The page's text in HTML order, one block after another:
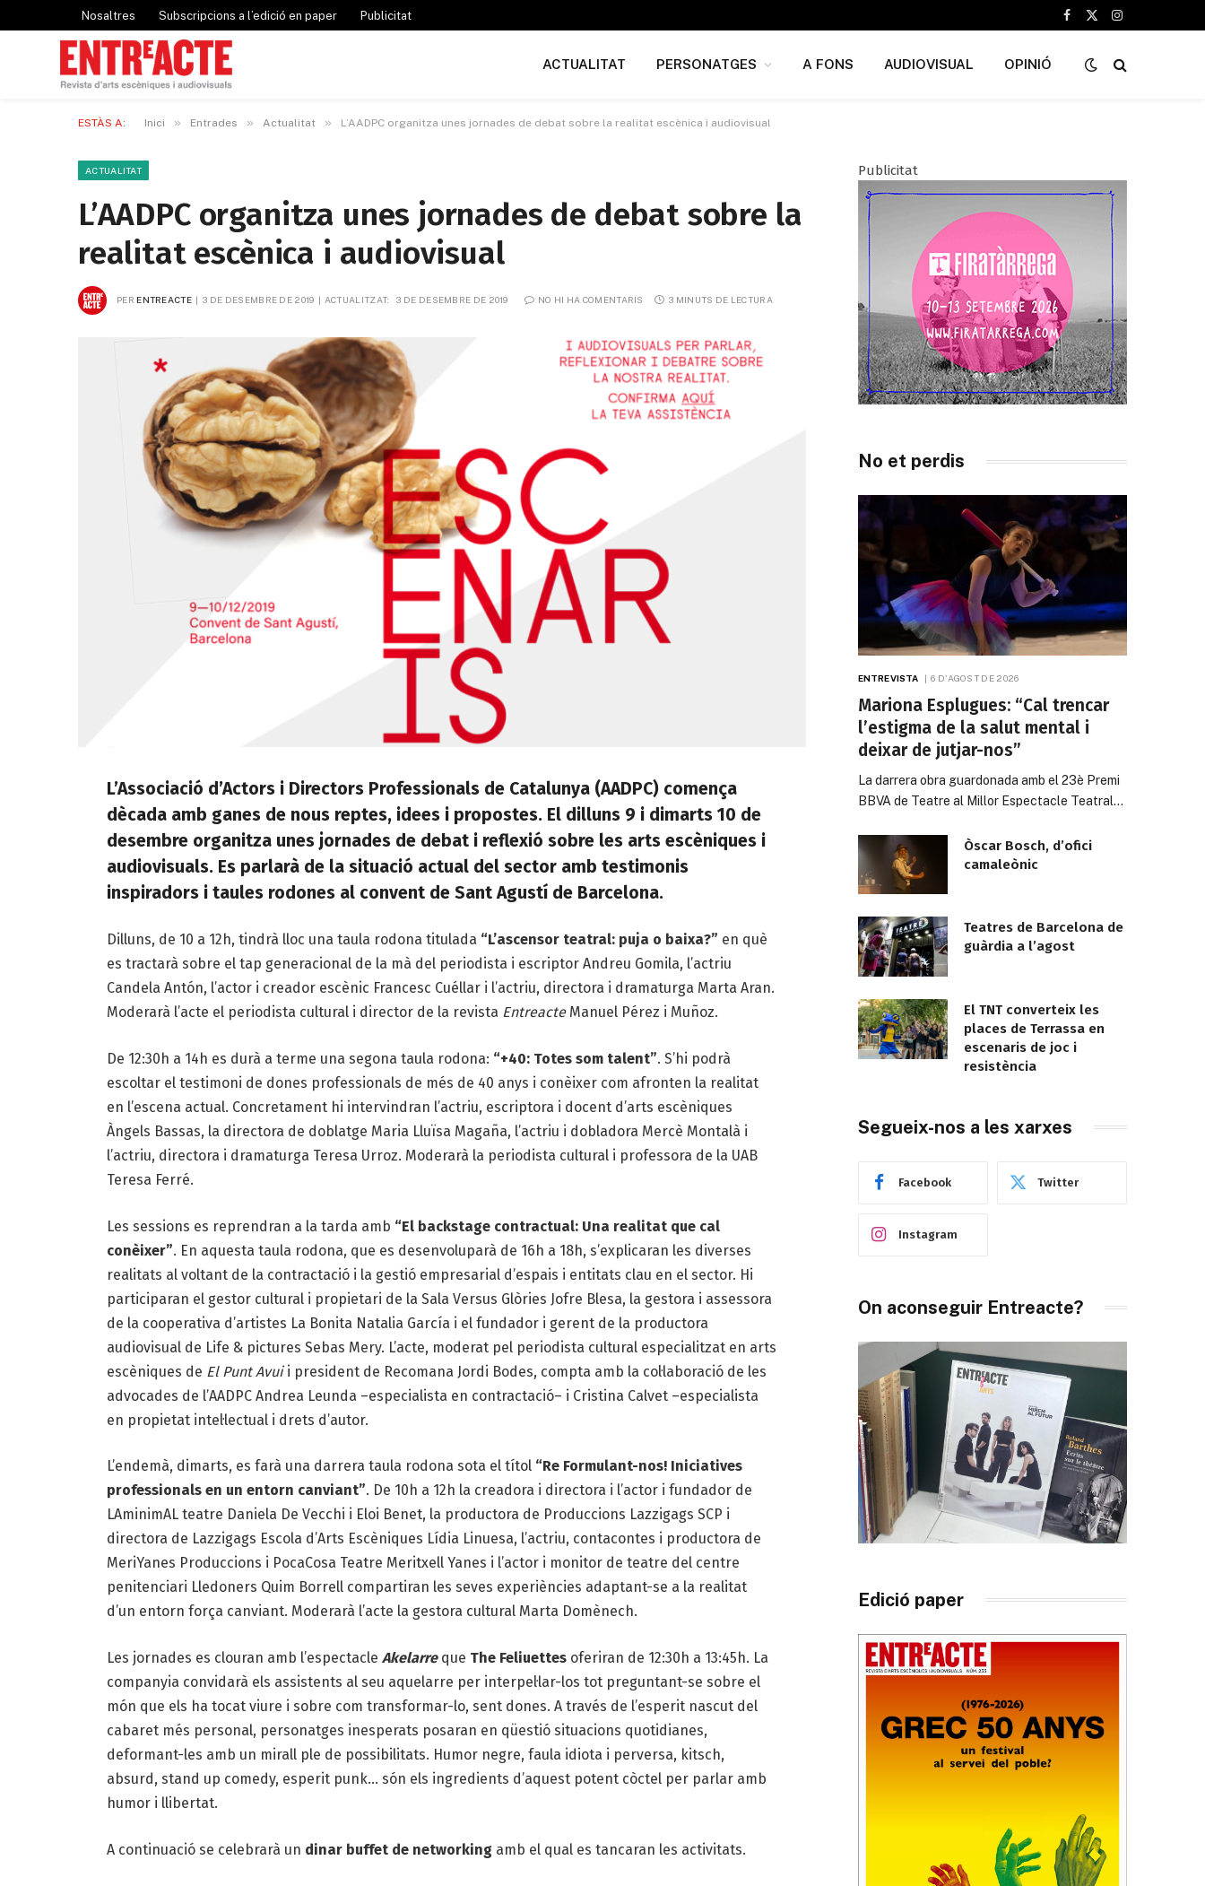
Nosaltres Subscripcions a l’edició en paper Publicitat
Facebook
X
Instagram
ACTUALITAT PERSONATGES A FONS AUDIOVISUAL OPINIÓ
ESTÀS A: Inici » Entrades » Actualitat » L’AADPC organitza unes jornades de debat sobre la realitat escènica i audiovisual
ACTUALITAT
L’AADPC organitza unes jornades de debat sobre la
realitat escènica i audiovisual
PER ENTREACTE 3 DE DESEMBRE DE 2019 ACTUALITZAT: 3 DE DESEMBRE DE 2019 NO HI HA COMENTARIS 3 MINUTS DE LECTURA
L’Associació d’Actors i Directors Professionals de Catalunya (AADPC) comença
dècada amb ganes de nous reptes, idees i propostes. El dilluns 9 i dimarts 10 de
desembre organitza unes jornades de debat i reflexió sobre les arts escèniques i
audiovisuals. Es parlarà de la situació actual del sector amb testimonis
inspiradors i taules rodones al convent de Sant Agustí de Barcelona.
Dilluns, de 10 a 12h, tindrà lloc una taula rodona titulada “L’ascensor teatral: puja o baixa?” en què
es tractarà sobre el tap generacional de la mà del periodista i escriptor Andreu Gomila, l’actriu
Candela Antón, l’actor i creador escènic Francesc Cuéllar i l’actriu, directora i dramaturga Marta Aran.
Moderarà l’acte el periodista cultural i director de la revista EntreacteManuel Pérez i Muñoz.
De 12:30h a 14h es durà a terme una segona taula rodona: “+40: Totes som talent”. S’hi podrà
escoltar el testimoni de dones professionals de més de 40 anys i conèixer com afronten la realitat
en l’escena actual. Concretament hi intervindran l’actriu, escriptora i docent d’arts escèniques
Àngels Bassas, la directora de doblatge Maria Lluïsa Magaña, l’actriu i dobladora Mercè Montalà i
l’actriu, directora i dramaturga Teresa Urroz. Moderarà la periodista cultural i professora de la UAB
Teresa Ferré.
Les sessions es reprendran a la tarda amb “El backstage contractual: Una realitat que cal
conèixer”. En aquesta taula rodona, que es desenvoluparà de 16h a 18h, s’explicaran les diverses
realitats al voltant de la contractació i la gestió empresarial d’espais i entitats clau en el sector. Hi
participaran el gestor cultural i propietari de la Sala Versus Glòries Jofre Blesa, la gestora i assessora
de la cooperativa d’artistes La Bonita Natalia García i el fundador i gerent de la productora
audiovisual de Life & pictures Sebas Mery. L’acte, moderat pel periodista cultural especialitzat en arts
escèniques de El Punt Avuii president de Recomana Jordi Bodes, compta amb la col·laboració de les
advocades de l’AADPC Andrea Leunda –especialista en contractació– i Cristina Calvet –especialista
en propietat intel·lectual i drets d’autor.
L’endemà, dimarts, es farà una darrera taula rodona sota el títol “Re Formulant-nos! Iniciatives
professionals en un entorn canviant”. De 10h a 12h la creadora i directora i l’actor i fundador de
LAminimAL teatre Daniela De Vecchi i Eloi Benet, la productora de Produccions Lazzigags SCP i
directora de Lazzigags Escola d’Arts Escèniques Lídia Linuesa, l’actriu, contacontes i productora de
MeriYanes Produccions i PocaCosa Teatre Meritxell Yanes i l’actor i monitor de teatre del centre
penitenciari Lledoners Quim Borrell compartiran les seves experiències adaptant-se a la realitat
d’un entorn força canviant. Moderarà l’acte la gestora cultural Marta Domènech.
Les jornades es clouran amb l’espectacle Akelarreque The Feliuettesoferiran de 12:30h a 13:45h. La
companyia convidarà els assistents al seu aquelarre per interpel·lar-los tot preguntant-se sobre el
món que els ha tocat viure i sobre com transformar-lo, sent dones. A través de l’esperit nascut del
cabaret més personal, personatges inesperats posaran en qüestió situacions quotidianes,
deformant-les amb un mirall ple de possibilitats. Humor negre, faula idiota i perversa, kitsch,
absurd, stand up comedy, esperit punk… són els ingredients d’aquest potent còctel per parlar amb
humor i llibertat.
A continuació se celebrarà un dinar buffet de networkingamb el qual es tancaran les activitats.
Publicitat
No et perdis
ENTREVISTA 6 D'AGOST DE 2026
Mariona Esplugues: “Cal trencar
l’estigma de la salut mental i
deixar de jutjar-nos”
La darrera obra guardonada amb el 23è Premi
BBVA de Teatre al Millor Espectacle Teatral…
Òscar Bosch, d’ofici
camaleònic
Teatres de Barcelona de
guàrdia a l’agost
El TNT converteix les
places de Terrassa en
escenaris de joc i
resistència
Segueix-nos a les xarxes
Facebook Twitter
Instagram
On aconseguir Entreacte?
Edició paper